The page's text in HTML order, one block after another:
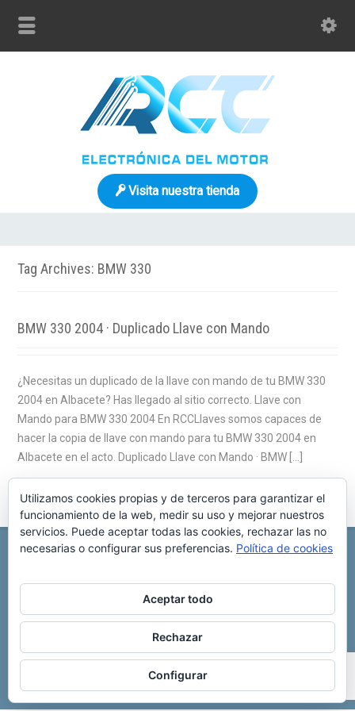
Visita nuestra tienda
Tag Archives: BMW 330
BMW 330 2004 · Duplicado Llave con Mando
¿Necesitas un duplicado de la llave con mando de tu BMW 330
2004 en Albacete? Has llegado al sitio correcto. Llave con
Mando para BMW 330 2004 En RCCLlaves somos capaces de
hacer la copia de llave con mando para tu BMW 330 2004 en
Albacete en el acto. Duplicado Llave con Mando · BMW […]
REPARACIÓN CENTRALITA DE COCHE
C/ Virgen del pilar, 6 ,
696 340 889
info@rccllaves.com
Copyright © 2025 Reparación Centralita De Coche
Utilizamos cookies propias y de terceros para garantizar el
funcionamiento de la web, medir su uso y mejorar nuestros
servicios. Puede aceptar todas las cookies, rechazar las no
necesarias o configurar sus preferencias. Política de cookies
Aceptar todo
Rechazar
Configurar